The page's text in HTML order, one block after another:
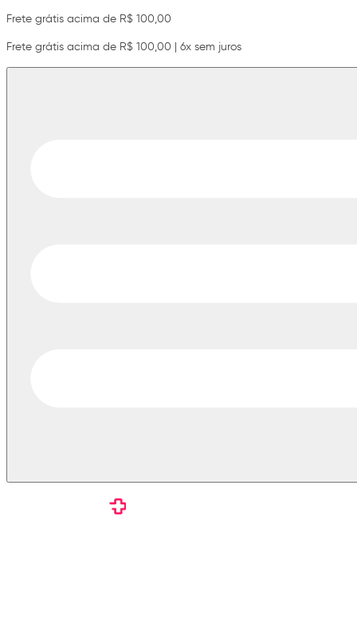
Frete grátis acima de R$ 100,00
Frete grátis acima de R$ 100,00 | 6x sem juros